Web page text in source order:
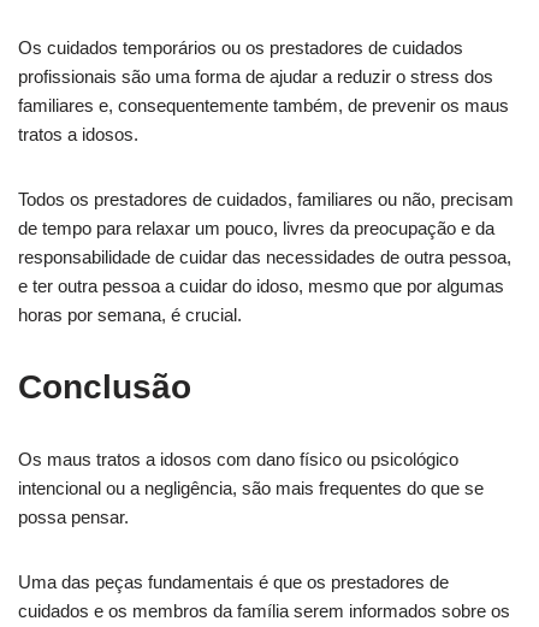
Os cuidados temporários ou os prestadores de cuidados
profissionais são uma forma de ajudar a reduzir o stress dos
familiares e, consequentemente também, de prevenir os maus
tratos a idosos.
Todos os prestadores de cuidados, familiares ou não, precisam
de tempo para relaxar um pouco, livres da preocupação e da
responsabilidade de cuidar das necessidades de outra pessoa,
e ter outra pessoa a cuidar do idoso, mesmo que por algumas
horas por semana, é crucial.
Conclusão
Os maus tratos a idosos com dano físico ou psicológico
intencional ou a negligência, são mais frequentes do que se
possa pensar.
Uma das peças fundamentais é que os prestadores de
cuidados e os membros da família serem informados sobre os